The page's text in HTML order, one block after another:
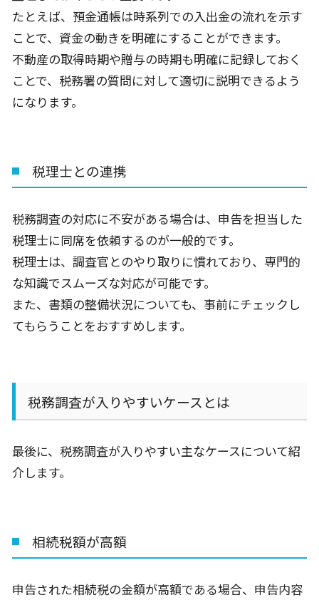
たとえば、預金通帳は時系列での入出金の流れを示す
ことで、資金の動きを明確にすることができます。
不動産の取得時期や贈与の時期も明確に記録しておく
ことで、税務署の質問に対して適切に説明できるよう
になります。
税理士との連携
税務調査の対応に不安がある場合は、申告を担当した
税理士に同席を依頼するのが一般的です。
税理士は、調査官とのやり取りに慣れており、専門的
な知識でスムーズな対応が可能です。
また、書類の整備状況についても、事前にチェックし
てもらうことをおすすめします。
税務調査が入りやすいケースとは
最後に、税務調査が入りやすい主なケースについて紹
介します。
相続税額が高額
申告された相続税の金額が高額である場合、申告内容